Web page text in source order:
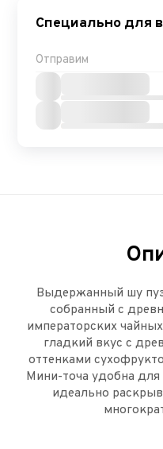
Специально для
Отправим
Выдержанный шу
собранный с
императорских
гладкий вкус с
оттенками
Мини-точа удобна для
идеально